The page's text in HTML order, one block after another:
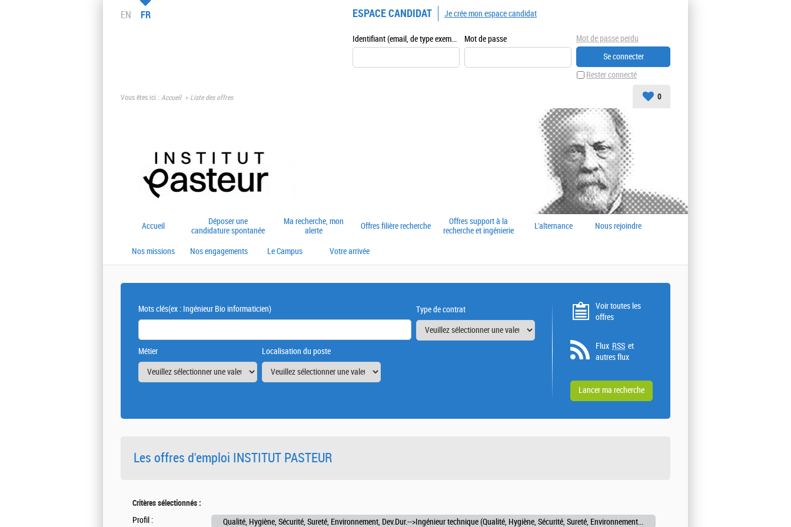
EN FR ESPACE CANDIDAT
Identifiant (email, de type exemple@exemple.fr) Mot de passe
Rester connecté
Mot de passe perdu
Je crée mon espace candidat
Vous êtes ici : Accueil Liste des offres 0
Accueil
Déposer une
candidature spontanée
Ma recherche, mon
alerte
Offres filière recherche
Offres support à la
recherche et ingénierie
L'alternance Nous rejoindre
Nos missions Nos engagements Le Campus Votre arrivée
Mots clés(ex : Ingénieur Bio informaticien) Type de contrat
Métier Localisation du poste
Voir toutes les
offres
Flux RSS et
autres flux
Les offres d'emploi INSTITUT PASTEUR
Critères sélectionnés :
Profil : Qualité, Hygiène, Sécurité, Sureté, Environnement, Dev.Dur.-->Ingénieur technique (Qualité, Hygiène, Sécurité, Sureté, Environnement, Dev.Dur.)